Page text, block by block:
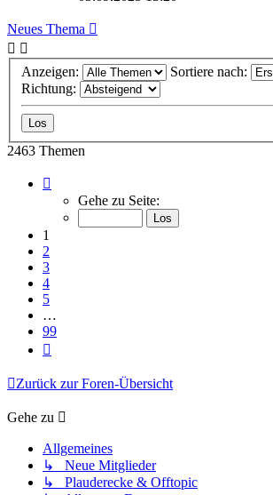
Neues Thema
Anzeigen:
Sortiere nach:
Richtung:
2463 Themen
von
Gehe zu Seite:
1
2
3
4
5
…
99
Zurück zur Foren-Übersicht
Gehe zu
Allgemeines
↳ Neue Mitglieder
↳ Plauderecke & Offtopic